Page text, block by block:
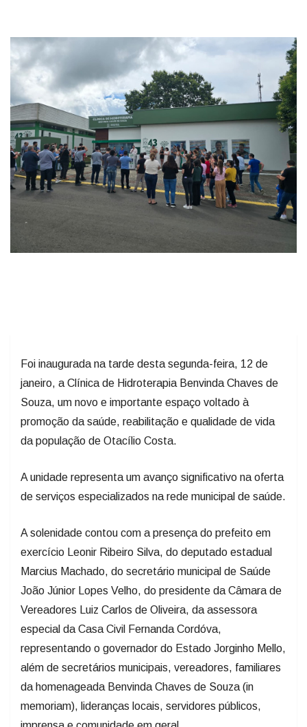
janeiro, a Clínica de Hidroterapia Benvinda Chaves de
Souza, um novo e importante espaço voltado à
promoção da saúde, reabilitação e qualidade de vida
da população de Otacílio Costa.
de serviços especializados na rede municipal de saúde.
exercício Leonir Ribeiro Silva, do deputado estadual
Marcius Machado, do secretário municipal de Saúde
João Júnior Lopes Velho, do presidente da Câmara de
Vereadores Luiz Carlos de Oliveira, da assessora
especial da Casa Civil Fernanda Cordóva,
representando o governador do Estado Jorginho Mello,
além de secretários municipais, vereadores, familiares
da homenageada Benvinda Chaves de Souza (in
memoriam), lideranças locais, servidores públicos,
imprensa e comunidade em geral.